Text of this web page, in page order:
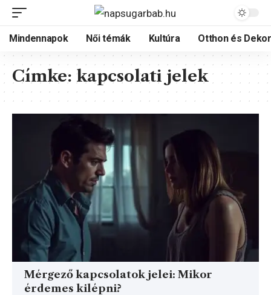
Mindennapok Női témák Kultúra Otthon és
Címke: kapcsolati jelek
Mérgező kapcsolatok jelei: Mikor
érdemes kilépni?